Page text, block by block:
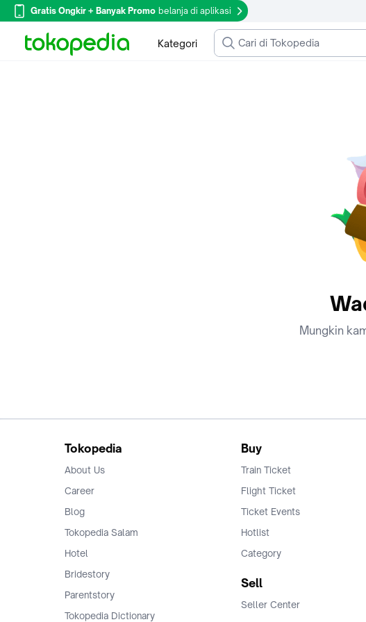
Gratis Ongkir + Banyak Promo belanja di aplikasi
Kategori
Mungkin
Tokopedia
About Us
Career
Blog
Tokopedia Salam
Hotel
Bridestory
Parentstory
Tokopedia Dictionary
Buy
Train Ticket
Flight Ticket
Ticket Events
Hotlist
Category
Sell
Seller Center